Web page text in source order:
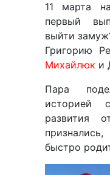
11 марта
первый
выйти
Григорию
Михайлюк и
Пара
историей
развития
быстро